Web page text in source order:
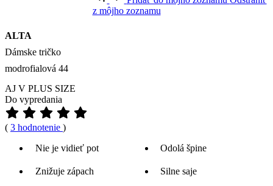
ALTA
Dámske tričko
modrofialová 44
z môjho zoznamu
AJ V PLUS SIZE
Do vypredania
( 3 hodnotenie )
Nie je vidieť pot
Odolá špine
Znižuje zápach Silne saje